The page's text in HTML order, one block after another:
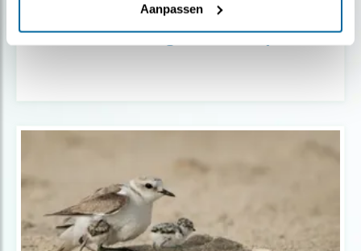
Aanpassen
7 weetjes over de grote bonte specht